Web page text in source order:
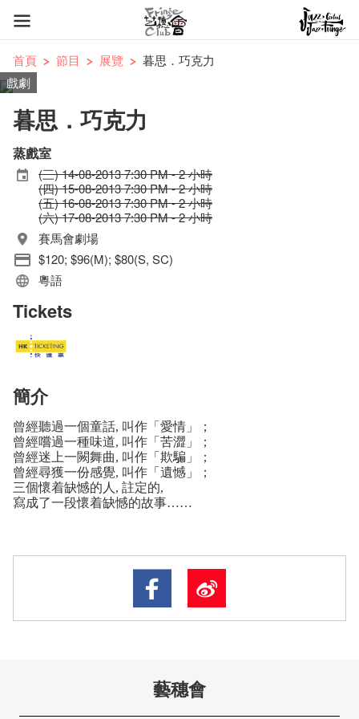
首頁 節目 展覽
暮思．巧克力
戲劇
暮思．巧克力
蒸戲室
(三) 14-08-2013 7:30 PM - 2 小時
(四) 15-08-2013 7:30 PM - 2 小時
(五) 16-08-2013 7:30 PM - 2 小時
(六) 17-08-2013 7:30 PM - 2 小時
賽馬會劇場
$120; $96(M); $80(S, SC)
粵語
Tickets
簡介
曾經聽過一個童話, 叫作「愛情」；
曾經嚐過一種味道, 叫作「苦澀」；
曾經迷上一闕舞曲, 叫作「欺騙」；
曾經尋獲一份感覺, 叫作「遺憾」；
三個懷着缺憾的人 , 註定的,
寫成了一段懷着缺憾的故事……
藝穗會